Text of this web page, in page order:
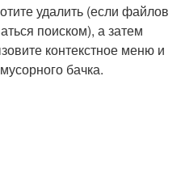
удалить (если файлов
поиском), а затем
контекстное меню и
бачка.